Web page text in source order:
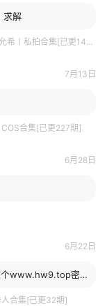
求解
希丨私拍合集[已更14期]
7月13日
合集[已更227期]
6月28日
6月22日
www.hw9.top密码
人合集[已更32期]